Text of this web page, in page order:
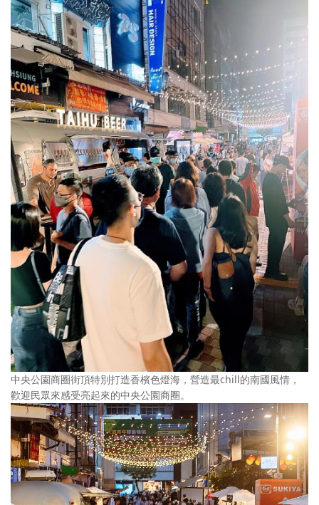
中央公園商圈街頂特別打造香檳色燈海，營造最chill的南國風情，
歡迎民眾來感受亮起來的中央公園商圈。